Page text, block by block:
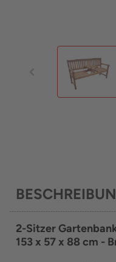
2-Sitzer
153 x 57 x 88 cm -